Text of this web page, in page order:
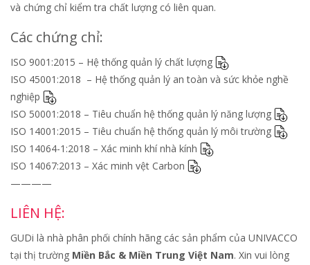
và chứng chỉ kiểm tra chất lượng có liên quan.
Các chứng chỉ:
ISO 9001:2015 – Hệ thống quản lý chất lượng
ISO 45001:2018 – Hệ thống quản lý an toàn và sức khỏe nghề
nghiệp
ISO 50001:2018 – Tiêu chuẩn hệ thống quản lý năng lượng
ISO 14001:2015 – Tiêu chuẩn hệ thống quản lý môi trường
ISO 14064-1:2018 – Xác minh khí nhà kính
ISO 14067:2013 – Xác minh vệt Carbon
————
LIÊN HỆ:
GUDi là nhà phân phối chính hãng các sản phẩm của UNIVACCO
tại thị trường Miền Bắc & Miền Trung Việt Nam. Xin vui lòng